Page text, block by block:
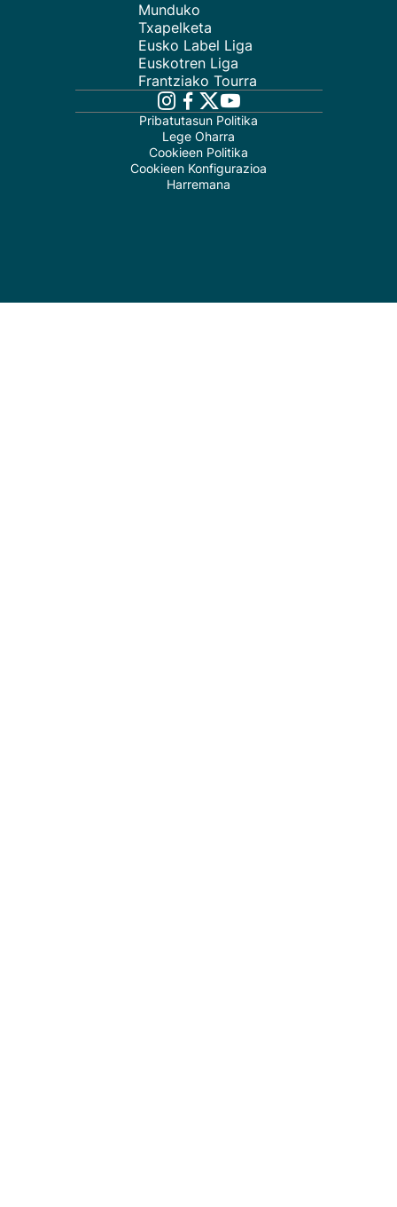
Munduko
Txapelketa
Eusko Label Liga
Euskotren Liga
Frantziako Tourra
Pribatutasun Politika
Lege Oharra
Cookieen Politika
Cookieen Konfigurazioa
Harremana